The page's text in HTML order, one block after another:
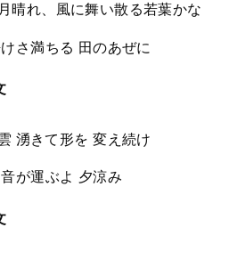
れ、風に舞い散る若葉かな
さ満ちる 田のあぜに
湧きて形を 変え続け
が運ぶよ 夕涼み